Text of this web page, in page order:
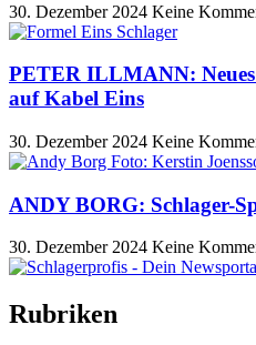
30. Dezember 2024 Keine
PETER ILLMANN:
auf Kabel Eins
30. Dezember 2024 Keine
ANDY BORG: Schlager-
30. Dezember 2024 Keine
Rubriken